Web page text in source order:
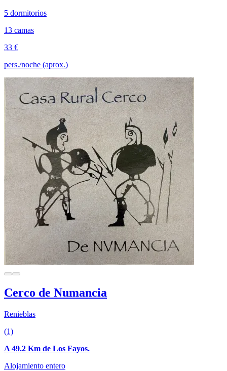
5 dormitorios
13 camas
33 €
pers./noche (aprox.)
Cerco de Numancia
Renieblas
(1)
A 49.2 Km de Los Fayos.
Alojamiento entero